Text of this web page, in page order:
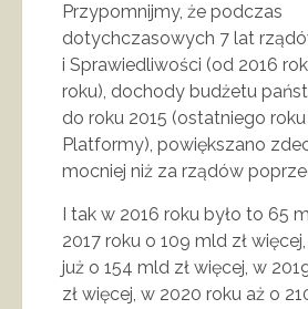
Przypomnijmy, że podczas
dotychczasowych 7 lat
i Sprawiedliwości (od 2016
roku), dochody budżetu
do roku 2015 (ostatniego
Platformy), powiększano
mocniej niż za rządów
I tak w 2016 roku było to 65
2017 roku o 109 mld zł
już o 154 mld zł więcej, w
zł więcej, w 2020 roku aż o